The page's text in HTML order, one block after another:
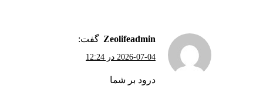
zeolifeadmin گفت:
2026-07-04 در 12:24
درود بر شما